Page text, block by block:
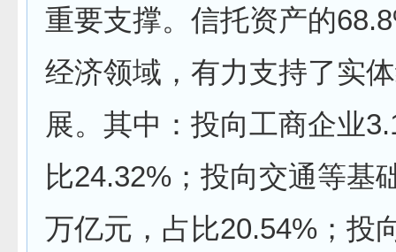
重要支撑。信托资产的
经济领域，有力支持了实
展。其中：投向工商企业
比24.32%；投向交通等基
万亿元，占比20.54%；投